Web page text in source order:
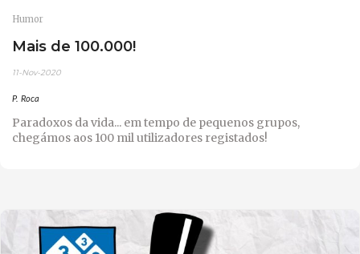
Humor
Mais de 100.000!
11-Nov-2020
P. Roca
Paradoxos da vida... em tempo de pequenos grupos,
chegámos aos 100 mil utilizadores registados!